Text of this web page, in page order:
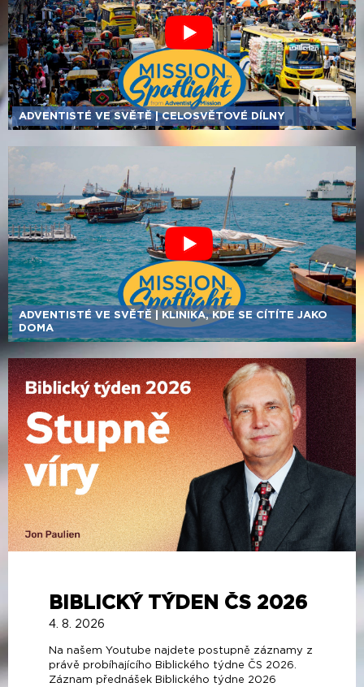
ADVENTISTÉ VE SVĚTĚ | CELOSVĚTOVÉ DÍLNY
ADVENTISTÉ VE SVĚTĚ | KLINIKA, KDE SE CÍTÍTE JAKO
DOMA
BIBLICKÝ TÝDEN ČS 2026
4. 8. 2026
Na našem Youtube najdete postupně záznamy z
právě probíhajícího Biblického týdne ČS 2026.
Záznam přednášek Biblického týdne 2026